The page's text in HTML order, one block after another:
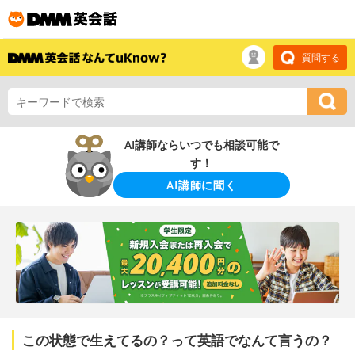
質問する
AI講師ならいつでも相談可能で
す！
AI講師に聞く
この状態で生えてるの？って英語でなんて言うの？